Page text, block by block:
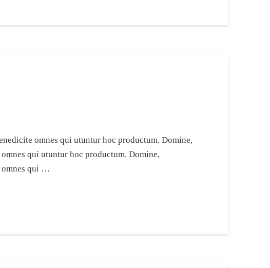
omnes qui utuntur hoc productum. Domine,
qui utuntur hoc productum. Domine,
omnes qui …